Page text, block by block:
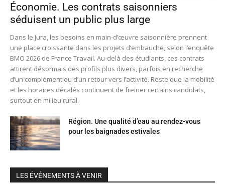
Économie. Les contrats saisonniers
séduisent un public plus large
Dans le Jura, les besoins en main-d’œuvre saisonnière prennent
une place croissante dans les projets d’embauche, selon l’enquête
BMO 2026 de France Travail. Au-delà des étudiants, ces contrats
attirent désormais des profils plus divers, parfois en recherche
d’un complément ou d’un retour vers l’activité. Reste que la mobilité
et les horaires décalés continuent de freiner certains candidats,
surtout en milieu rural.
Région. Une qualité d’eau au rendez-vous
pour les baignades estivales
LES ÉVÉNEMENTS À VENIR